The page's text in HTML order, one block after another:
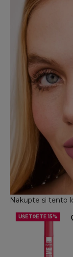
Nakupte si tento
UŠETŘETE 15%